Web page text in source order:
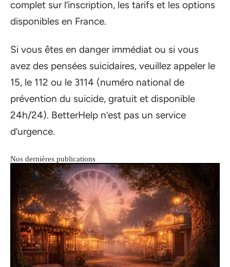
complet sur l’inscription, les tarifs et les options
disponibles en France.
Si vous êtes en danger immédiat ou si vous
avez des pensées suicidaires, veuillez appeler le
15, le 112 ou le 3114 (numéro national de
prévention du suicide, gratuit et disponible
24h/24). BetterHelp n’est pas un service
d’urgence.
Nos dernières publications